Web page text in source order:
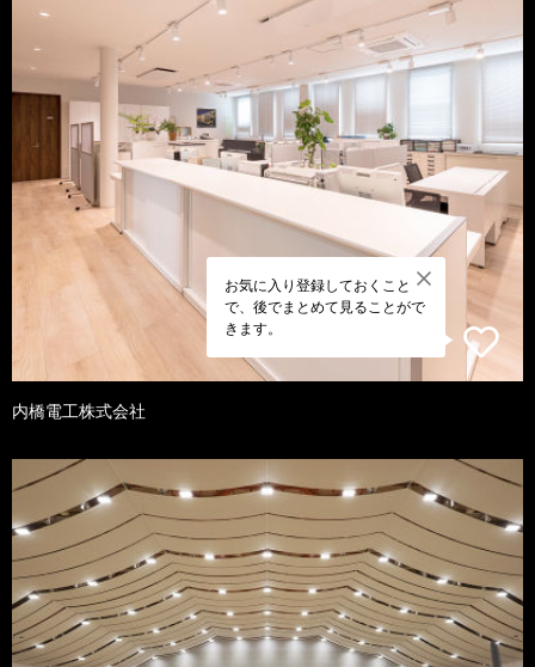
お気に入り登録しておくこと
で、後でまとめて見ることがで
きます。
内橋電工株式会社